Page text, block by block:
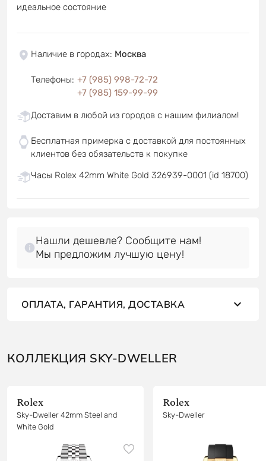
идеальное состояние
Наличие в городах: Москва
Телефоны: +7 (985) 998-72-72
+7 (985) 159-99-99
Доставим в любой из городов с нашим филиалом!
Бесплатная примерка с доставкой для постоянных
клиентов без обязательств к покупке
Часы Rolex 42mm White Gold 326939-0001 (id 18700)
Нашли дешевле? Сообщите нам!
Мы предложим лучшую цену!
ОПЛАТА, ГАРАНТИЯ, ДОСТАВКА
КОЛЛЕКЦИЯ SKY-DWELLER
Rolex
Sky-Dweller 42mm Steel and
White Gold
Rolex
Sky-Dweller